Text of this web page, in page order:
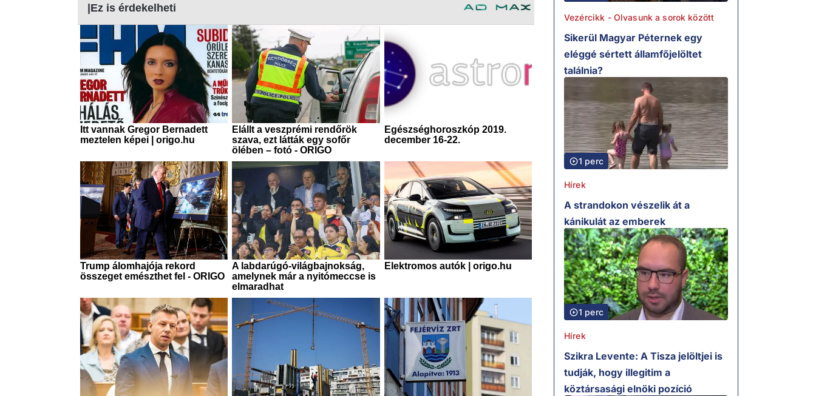
Vezércikk - Olvasunk a sorok között
Sikerül Magyar Péternek egy
eléggé sértett államfőjelöltet
találnia?
1 perc
Hírek
A strandokon vészelik át a
kánikulát az emberek
1 perc
Hírek
Szikra Levente: A Tisza jelöltjei is
tudják, hogy illegitim a
köztársasági elnöki pozíció